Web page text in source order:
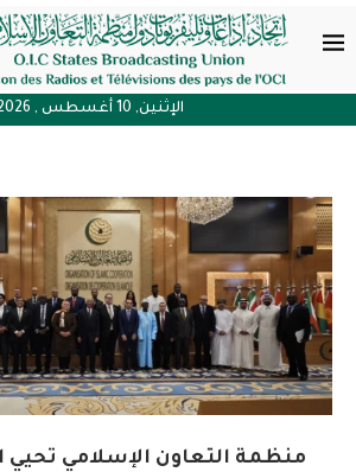
الإثنين, 10 أغسطس , 2026
منظمة التعاون الإسلامي تحيي